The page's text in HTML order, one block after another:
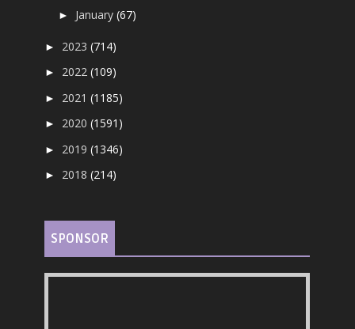
► January(67)
► 2023(714)
► 2022(109)
► 2021(1185)
► 2020(1591)
► 2019(1346)
► 2018(214)
SPONSOR